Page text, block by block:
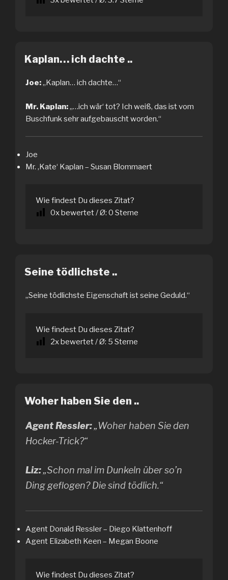
Kaplan… ich dachte ..
Joe:„Kaplan… ich dachte…“
Mr. Kaplan:„…ich wär‘ tot? Ich weiß, das ist vom
Buschfunk sehr aufgebauscht worden.“
Joe
Mr. ‚Kate‘ Kaplan – Susan Blommaert
Wie findest Du dieses Zitat?
0x bewertet / Ø: 0 Sterne
Seine tödlichste ..
„Seine tödlichste Eigenschaft ist seine Geduld.“
Wie findest Du dieses Zitat?
2x bewertet / Ø: 5 Sterne
Woher haben Sie den ..
Agent Ressler:„Woher haben Sie den
Hocker-Trick?“
Liz:„Schon mal im Dunkeln über so’n
Ding geflogen? Die sind tödlich.“
Agent Donald Ressler – Diego Klattenhoff
Agent Elizabeth Keen – Megan Boone
Wie findest Du dieses Zitat?